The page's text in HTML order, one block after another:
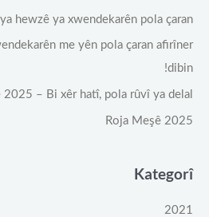
hewzê ya xwendekarên pola çaran
me yên pola çaran afirîner
dibin!
2025 – Bi xêr hatî, pola rûvî ya delal!
Roja Meşê 2025
Kategorî
2021